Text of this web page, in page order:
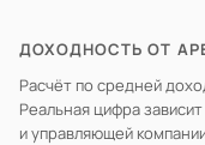
ДОХОДНОСТЬ ОТ
Расчёт по средней
Реальная цифра
и управляющей